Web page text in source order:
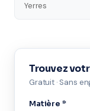
Yerres
Trouvez
Gratuit · Sans
Matière *